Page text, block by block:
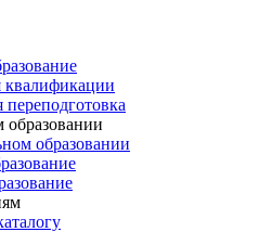
образовании